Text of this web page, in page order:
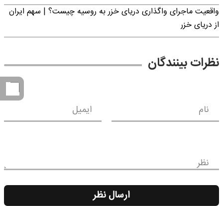
واقعیت ماجرای واگذاری دریای خزر به روسیه چیست؟ | سهم ایران
از دریای خزر
نظرات بینندگان
نام ایمیل
نظر
ارسال نظر